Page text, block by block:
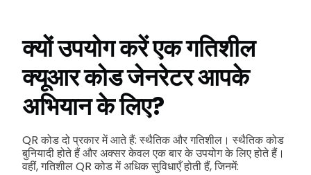
क्यों उपयोग करें एक गतिशील
क्यूआर कोड जेनरेटरआपके
अभियान के लिए?
QR कोड दो प्रकार में आते हैं: स्थैतिक और गतिशील। स्थैतिक कोड
बुनियादी होते हैं और अक्सर केवल एक बार के उपयोग के लिए होते हैं।
वहीं, गतिशील QR कोड में अधिक सुविधाएँ होती हैं, जिनमें: